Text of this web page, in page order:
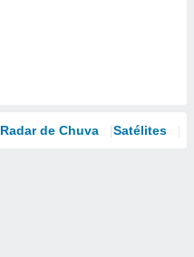
Radar de Chuva Satélites